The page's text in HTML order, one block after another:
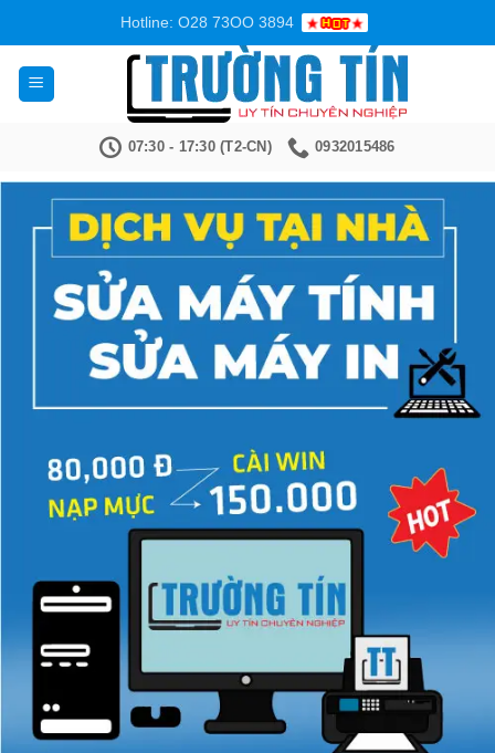
nội
dung
Hotline: O28 73OO 3894
07:30 - 17:30 (T2-CN) 0932015486